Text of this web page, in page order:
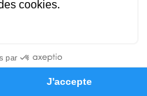
Hommages